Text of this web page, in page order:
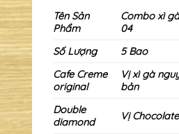
là:
Tên Sản
Phẩm
Combo xì
04
Số Lượng
5 Bao
Cafe Creme
original
Vị xì gà
bản
Double
diamond
Vị Chocolate